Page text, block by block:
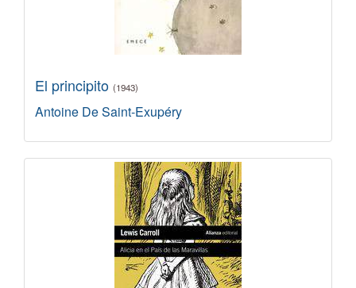
El principito (1943)
Antoine De Saint-Exupéry